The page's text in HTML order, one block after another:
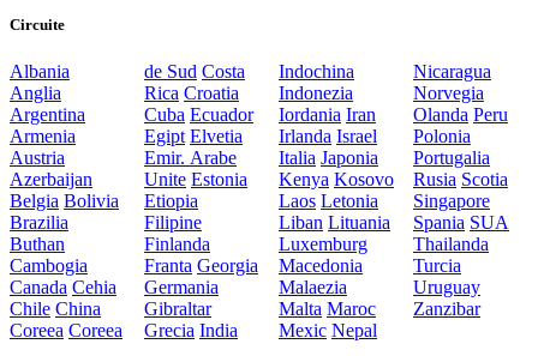
Circuite
Albania
Anglia
Argentina
Armenia
Austria
Azerbaijan
Belgia Bolivia
Brazilia
Buthan
Cambogia
Canada Cehia
Chile China
Coreea Coreea
de Sud Costa
Rica Croatia
Cuba Ecuador
Egipt Elvetia
Emir. Arabe
Unite Estonia
Etiopia
Filipine
Finlanda
Franta Georgia
Germania
Gibraltar
Grecia India
Indochina
Indonezia
Iordania Iran
Irlanda Israel
Italia Japonia
Kenya Kosovo
Laos Letonia
Liban Lituania
Luxemburg
Macedonia
Malaezia
Malta Maroc
Mexic Nepal
Nicaragua
Norvegia
Olanda Peru
Polonia
Portugalia
Rusia Scotia
Singapore
Spania SUA
Thailanda
Turcia
Uruguay
Zanzibar